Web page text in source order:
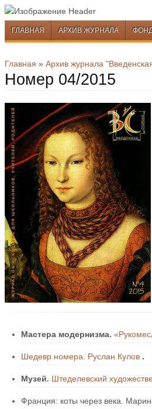
Перейти к содержимому
ГЛАВНАЯ АРХИВ ЖУРНАЛА
Главная » Архив журнала
Номер 04/2015
Мастера модернизма.
Шедевр номера. Руслан Кулов .
Музей. Штеделевский
Франция: коты через века.